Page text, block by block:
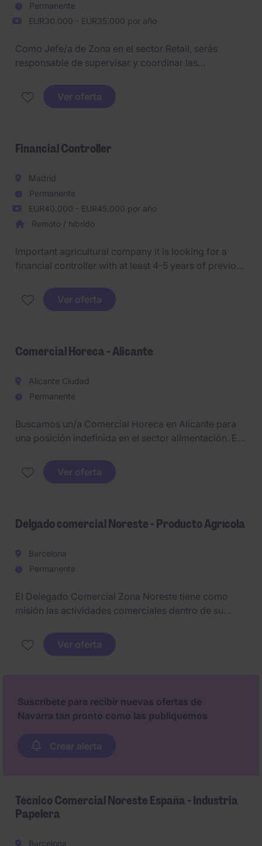
Permanente
EUR30.000 - EUR35.000 por año
Como Jefe/a de Zona en el sector Retail, serás
responsable de supervisar y coordinar las
de los puntos de venta. Tu objetivo será garantizar
que se cumplan los estándares operativos y
Ver oferta
Financial Controller
Madrid
Permanente
EUR40.000 - EUR45.000 por año
Remoto / híbrido
Important agricultural company it is looking for a
financial controller with at least 4-5 years of previous
must have an excellent level of excel and a high level
of English.
Ver oferta
Comercial Horeca - Alicante
Alicante Ciudad
Permanente
Buscamos un/a Comercial Horeca en Alicante para
una posición indefinida en el sector alimentación. El
fomentar la presencia de los productos en el
mercado local.
Ver oferta
Delgado comercial Noreste - Producto Agrícola
Barcelona
Permanente
El Delegado Comercial Zona Noreste tiene como
misión las actividades comerciales dentro de su
ventas y contribuyendo al crecimiento de la
empresa.
Ver oferta
Suscríbete para recibir nuevas ofertas de
Navarra tan pronto como las publiquemos
Crear alerta
Técnico Comercial Noreste España - Industria
Papelera
Barcelona